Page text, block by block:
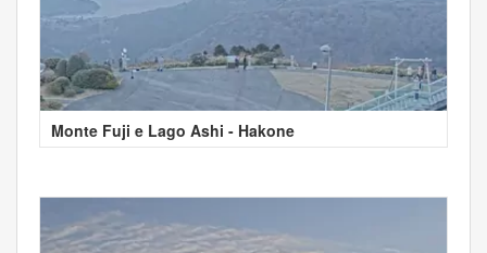
Monte Fuji e Lago Ashi - Hakone